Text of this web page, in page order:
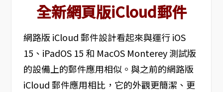
全新網頁版iCloud郵件
網路版 iCloud 郵件設計看起來與運行 iOS
15、iPadOS 15 和 MacOS Monterey 測試版
的設備上的郵件應用相似。與之前的網路版
iCloud 郵件應用相比，它的外觀更簡潔、更